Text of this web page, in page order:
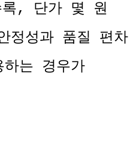
록, 단가 몇 원
정성과 품질 편차
는 경우가